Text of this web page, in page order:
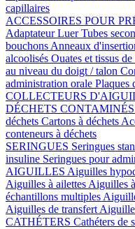
capillaires
ACCESSOIRES POUR
Adaptateur LuerTubes
bouchons Anneaux
alcoolisés Ouates et tissus
au niveau du doigt / talon
administration orale Plaques
COLLECTEURS
DÉCHETS CONTAMINÉS
déchets Cartons à déchets
conteneurs à déchets
SERINGUES Seringues
insuline Seringues pour
AIGUILLES Aiguilles
Aiguilles à ailettes Aiguilles
échantillons multiples
Aiguilles de transfert
CATHÉTERS Cathéters de